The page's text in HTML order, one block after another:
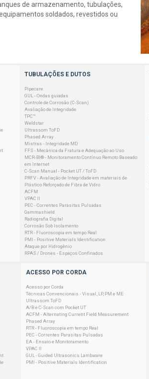
de armazenamento, tubulações,
soldados, revestidos ou
TUBULAÇÕES E DUTOS
Pipecare
GUL - Ondas guiadas
Controle de Corrosão (C-Scan)
Avaliação de Integridade
TPC™
Weldstar
Ultrassom ToFD
Phased Array
Mistras - Integridade MD
FFS - Mecânica da Fratura e Adequação ao Uso
MCR-BI® - Monitoramento Contínuo Remoto Baseado
em Internet
C-Scan Manual - Pocket UT / ToFD
PRFV - Avaliação de Integridade em materiais de
Plástico Reforçado de Fibra de Vidro
ACFM
VPAC II
PEC - Correntes Parasitas Pulsadas
Gammashield
Radiografia Digital
Corrosão Sob Isolamento
RTR - Fluoroscopia em tempo Real
PMI - Positive Materials Identification
Ataque por Hidrogênio
RPAS / Drones - Espaços Confinados
ACESSO POR CORDA
Acesso por Corda
Técnicas Convencionais - Visual, LP, PM e ME
Ultrassom ToFD
A/B e C-Scan com Pocket UT
ACFM - Alternating Current Field Measurement
Phased Array
RTR - Fluoroscopia em tempo Real
PEC - Correntes Parasitas Pulsadas
EA - Ensaio e Monitoramento
VPAC II
GUL - Guided Ultrasonics Lambware
PMI - Positive Materials Identification